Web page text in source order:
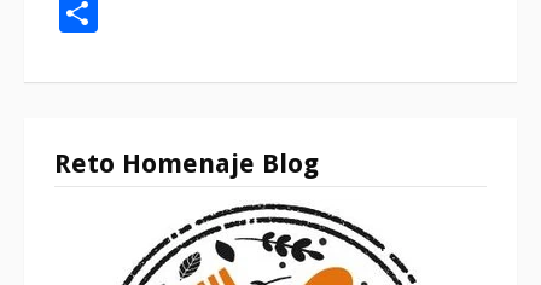
Reto Homenaje Blog